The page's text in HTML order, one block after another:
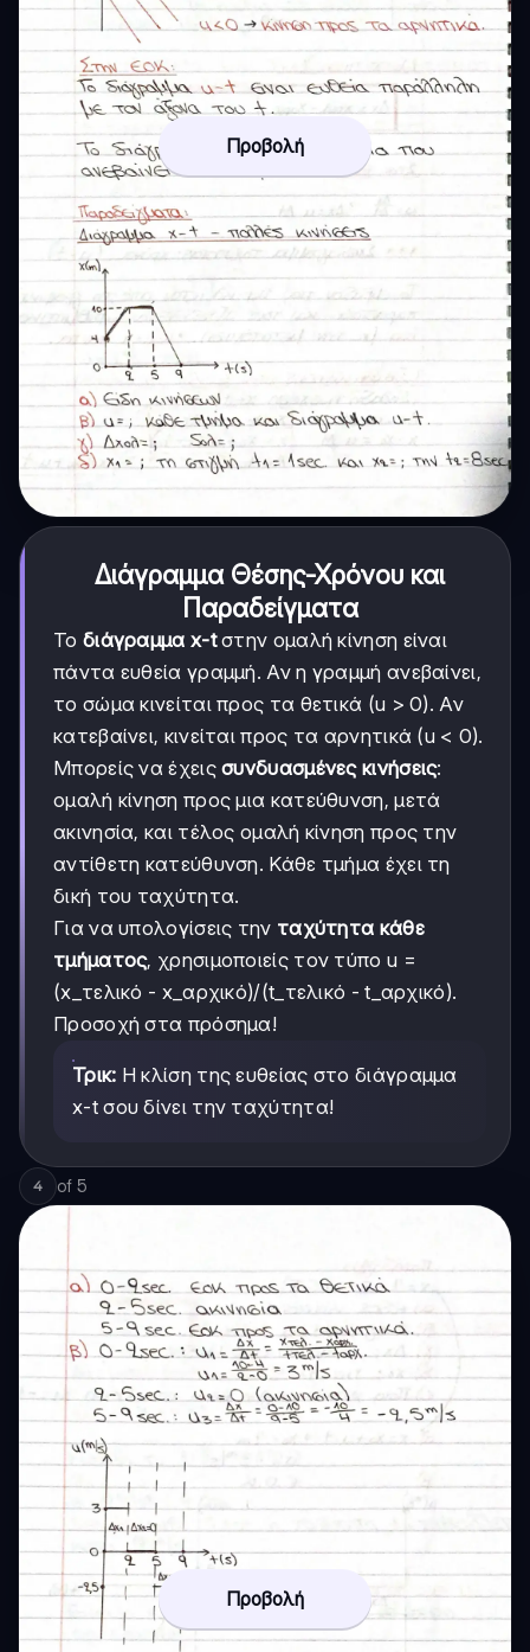
Προβολή
Διάγραμμα Θέσης-Χρόνου και
Παραδείγματα
Το διάγραμμα x-tστην ομαλή κίνηση είναι
πάντα ευθεία γραμμή. Αν η γραμμή ανεβαίνει,
το σώμα κινείται προς τα θετικά (u > 0). Αν
κατεβαίνει, κινείται προς τα αρνητικά (u < 0).
Μπορείς να έχειςσυνδυασμένες κινήσεις:
ομαλή κίνηση προς μια κατεύθυνση, μετά
ακινησία, και τέλος ομαλή κίνηση προς την
αντίθετη κατεύθυνση. Κάθε τμήμα έχει τη
δική του ταχύτητα.
Για να υπολογίσεις την ταχύτητα κάθε
τμήματος, χρησιμοποιείς τον τύπο u =
(x_τελικό - x_αρχικό)/(t_τελικό - t_αρχικό).
Προσοχή στα πρόσημα!
Τρικ: Η κλίση της ευθείας στο διάγραμμα
x-t σου δίνει την ταχύτητα!
4 of 5
Προβολή